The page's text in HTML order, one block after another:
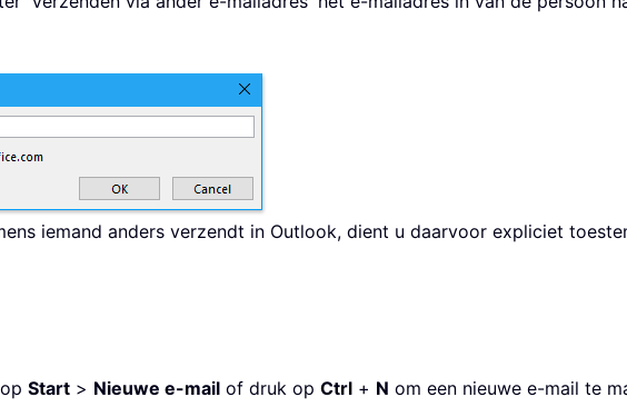
iemand anders verzendt in Outlook, dient u daarvoor expliciet
Start > Nieuwe e-mail of druk op Ctrl + N om een nieuwe e-mail te